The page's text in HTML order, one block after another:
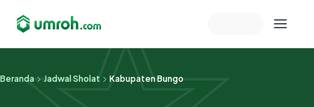
Memeriksa sesi akun
Beranda Jadwal Sholat Kabupaten Bungo